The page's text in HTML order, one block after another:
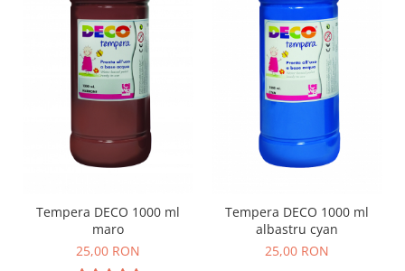
Margele HAMA MAXI
Mărgele HAMA MIDI
Mărgele HAMA MINI
Perceperea timpului - TimeTimer
Stimulare auditiva
Stimulare olfactivă
Stimulare vizuala
Terapie de integrare senzorială
Tempera DECO 1000 ml
maro
25,00 RON
Tempera DECO 1000 ml
albastru cyan
25,00 RON